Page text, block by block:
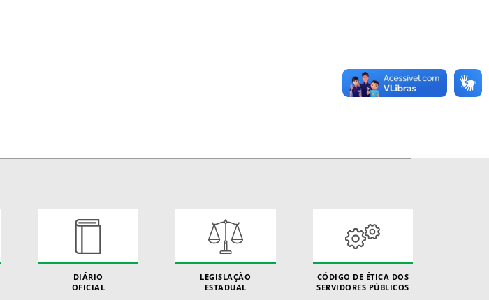
DIÁRIO
OFICIAL
LEGISLAÇÃO
ESTADUAL
CÓDIGO DE ÉTICA DOS
SERVIDORES PÚBLICOS